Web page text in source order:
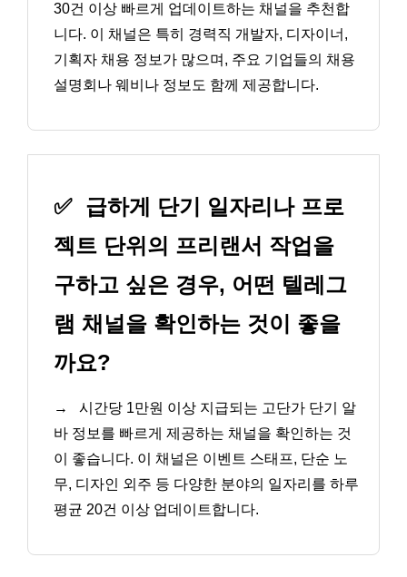
30건 이상 빠르게 업데이트하는 채널을 추천합
니다. 이 채널은 특히 경력직 개발자, 디자이너,
기획자 채용 정보가 많으며, 주요 기업들의 채용
설명회나 웨비나 정보도 함께 제공합니다.
✅ 급하게 단기 일자리나 프로
젝트 단위의 프리랜서 작업을
구하고 싶은 경우, 어떤 텔레그
램 채널을 확인하는 것이 좋을
까요?
→
시간당 1만원 이상 지급되는 고단가 단기 알
바 정보를 빠르게 제공하는 채널을 확인하는 것
이 좋습니다. 이 채널은 이벤트 스태프, 단순 노
무, 디자인 외주 등 다양한 분야의 일자리를 하루
평균 20건 이상 업데이트합니다.